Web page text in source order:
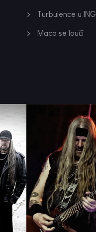
Turbulence u
Maco se loučí